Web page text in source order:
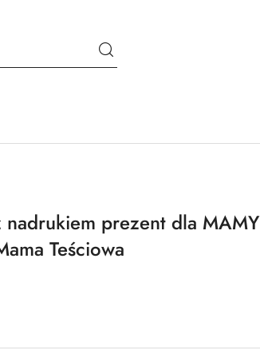
nadrukiem prezent dla MAMY
Teściowa